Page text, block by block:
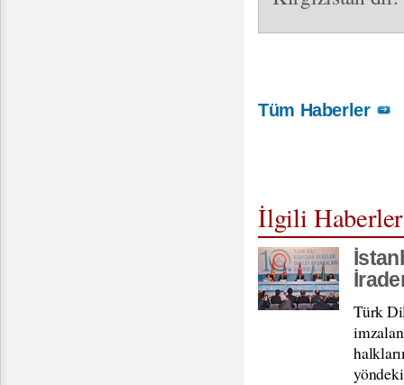
Tüm Haberler
İlgili Haberler
Türk